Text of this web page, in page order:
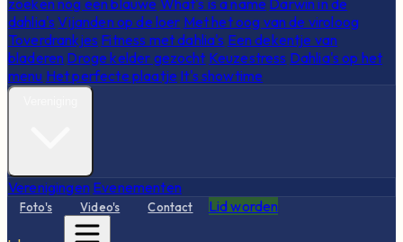
zoeken nog een blauwe What's is a name Darwin in de
dahlia's Vijanden op de loer Met het oog van de viroloog
Toverdrankjes Fitness met dahlia's Een dekentje van
bladeren Droge kelder gezocht Keuzestress Dahlia's op het
menu Het perfecte plaatje It's showtime
Verenigingen Evenementen
Foto's Video's Contact Lid worden